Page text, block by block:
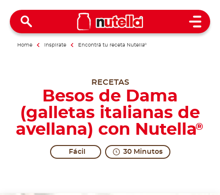
Open
Home Inspirate Encontrá tu receta Nutella®
RECETAS
Besos de Dama
(galletas italianas de
avellana) con Nutella®
Fácil 30 Minutos